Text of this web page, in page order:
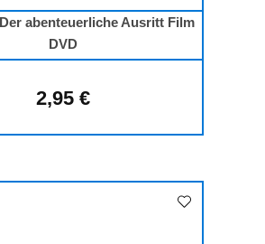
abenteuerliche Ausritt Film
DVD
Regulärer Preis:
2,95 €